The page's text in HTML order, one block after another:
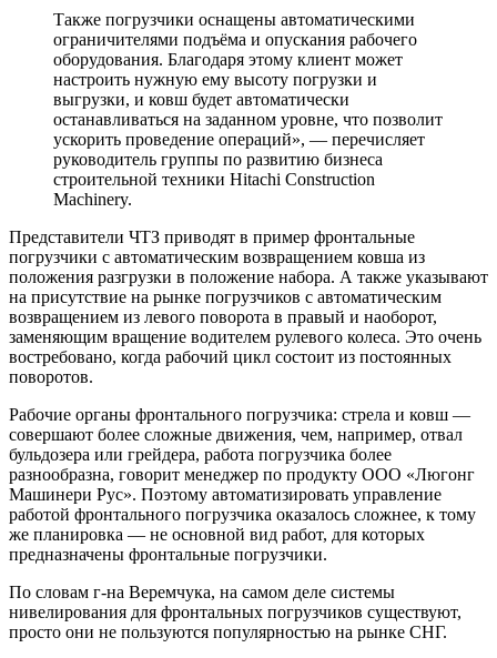
Также погрузчики оснащены автоматическими
ограничителями подъёма и опускания рабочего
оборудования. Благодаря этому клиент может
настроить нужную ему высоту погрузки и
выгрузки, и ковш будет автоматически
останавливаться на заданном уровне, что позволит
ускорить проведение операций», — перечисляет
руководитель группы по развитию бизнеса
строительной техники Hitachi Construction
Machinery.
Представители ЧТЗ приводят в пример фронтальные
погрузчики с автоматическим возвращением ковша из
положения разгрузки в положение набора. А также указывают
на присутствие на рынке погрузчиков с автоматическим
возвращением из левого поворота в правый и наоборот,
заменяющим вращение водителем рулевого колеса. Это очень
востребовано, когда рабочий цикл состоит из постоянных
поворотов.
Рабочие органы фронтального погрузчика: стрела и ковш —
совершают более сложные движения, чем, например, отвал
бульдозера или грейдера, работа погрузчика более
разнообразна, говорит менеджер по продукту ООО «Люгонг
Машинери Рус». Поэтому автоматизировать управление
работой фронтального погрузчика оказалось сложнее, к тому
же планировка — не основной вид работ, для которых
предназначены фронтальные погрузчики.
По словам г-на Веремчука, на самом деле системы
нивелирования для фронтальных погрузчиков существуют,
просто они не пользуются популярностью на рынке СНГ.